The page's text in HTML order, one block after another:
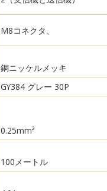
M8コネクタ、
銅ニッケルメッキ
GY384 グレー 30P
0.25mm²
100メートル